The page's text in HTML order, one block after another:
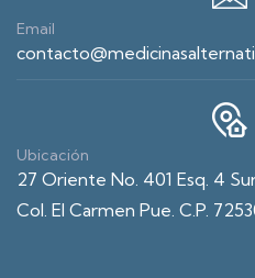
Email
Ubicación
27 Oriente No. 401 Esq. 4
Col. El Carmen Pue. C.P.